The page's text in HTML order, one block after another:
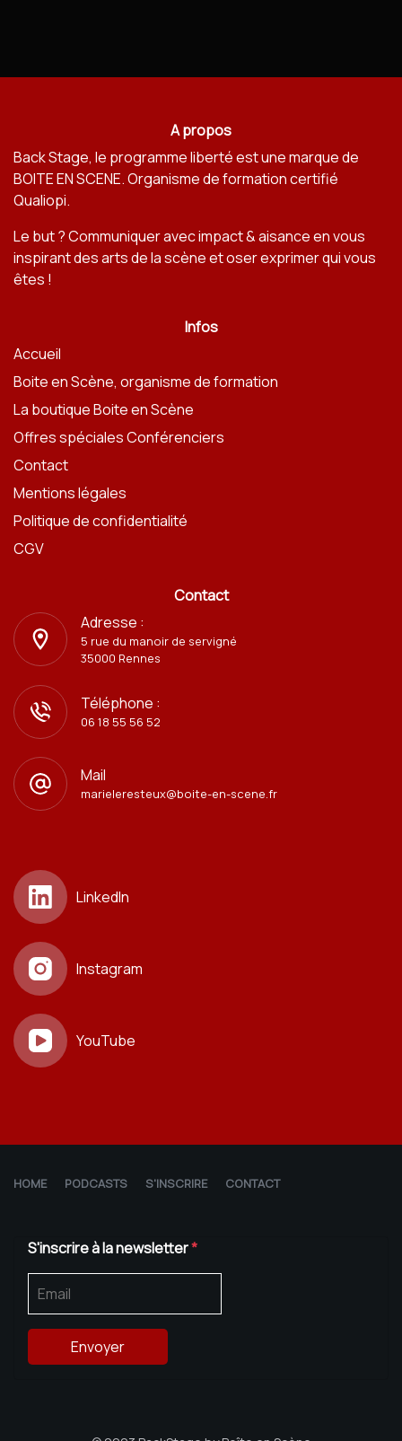
A propos
Back Stage, le programme liberté est une marque de
BOITE EN SCENE. Organisme de formation certifié
Qualiopi.
Le but ? Communiquer avec impact & aisance en vous
inspirant des arts de la scène et oser exprimer qui vous
êtes !
Infos
Accueil
Boite en Scène, organisme de formation
La boutique Boite en Scène
Offres spéciales Conférenciers
Contact
Mentions légales
Politique de confidentialité
CGV
Contact
Adresse :
5 rue du manoir de servigné
35000 Rennes
Téléphone :
06 18 55 56 52
Mail
marieleresteux@boite-en-scene.fr
LinkedIn
Instagram
YouTube
HOME PODCASTS S'INSCRIRE CONTACT
S'inscrire à la newsletter*